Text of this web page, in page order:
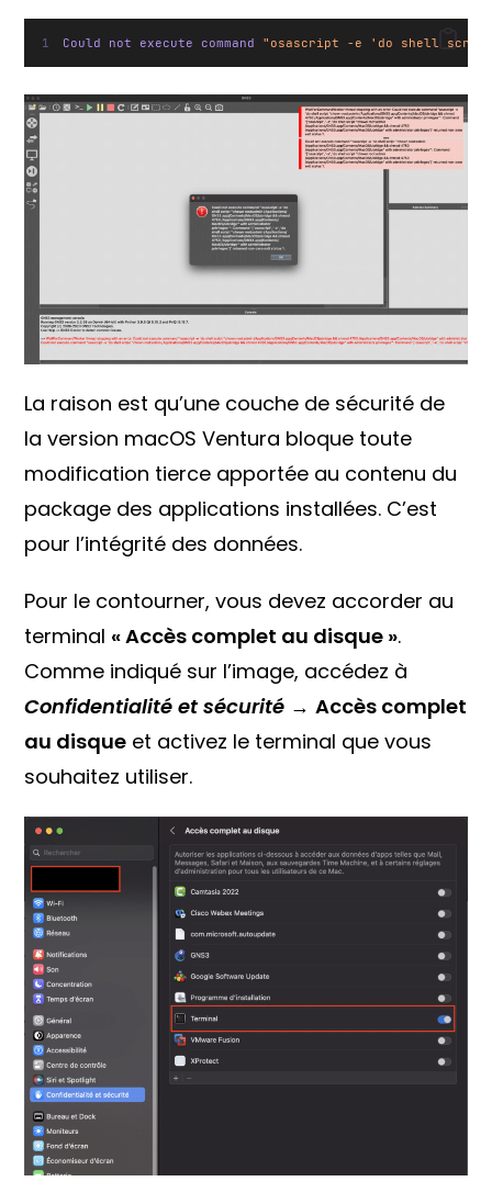
Could not execute command "osascript -e 'do shell
La raison est qu’une couche de sécurité de
la version macOS Ventura bloque toute
modification tierce apportée au contenu du
package des applications installées. C’est
pour l’intégrité des données.
Pour le contourner, vous devez accorder au
terminal « Accès complet au disque ».
Comme indiqué sur l’image, accédez à
Confidentialité et sécurité →Accès complet
au disque et activez le terminal que vous
souhaitez utiliser.